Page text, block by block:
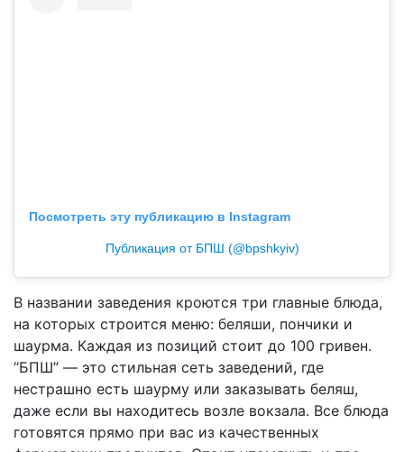
Посмотреть эту публикацию в Instagram
Публикация от БПШ (@bpshkyiv)
В названии заведения кроются три главные блюда,
на которых строится меню: беляши, пончики и
шаурма. Каждая из позиций стоит до 100 гривен.
“БПШ” — это стильная сеть заведений, где
нестрашно есть шаурму или заказывать беляш,
даже если вы находитесь возле вокзала. Все блюда
готовятся прямо при вас из качественных